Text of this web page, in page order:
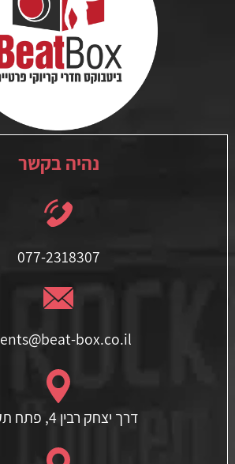
נהיה בקשר
077-2318307
box.co.il
דרך יצחק רבין 4, פתח תקווה